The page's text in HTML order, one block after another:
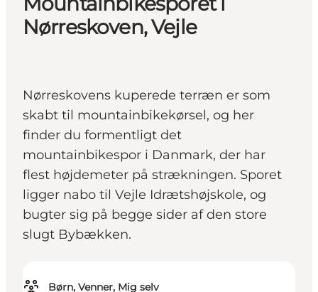
Nørreskoven, Vejle
Nørreskovens kuperede terræn er som
skabt til mountainbikekørsel, og her
finder du formentligt det
mountainbikespor i Danmark, der har
flest højdemeter på strækningen. Sporet
ligger nabo til Vejle Idrætshøjskole, og
bugter sig på begge sider af den store
slugt Bybækken.
Børn, Venner, Mig selv